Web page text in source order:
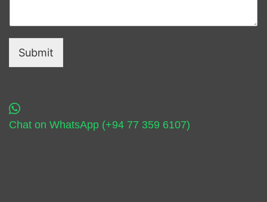
Submit
Chat on WhatsApp (+94 77 359 6107)